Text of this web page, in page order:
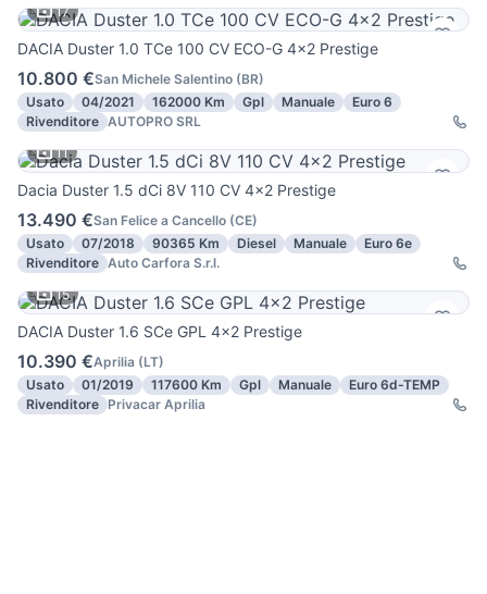
17
DACIA Duster 1.0 TCe 100 CV ECO-G 4x2 Prestige
10.800 €San Michele Salentino (BR)
Usato
04/2021 162000 Km Gpl Manuale
Euro 6
Rivenditore AUTOPRO SRL
11
Dacia Duster 1.5 dCi 8V 110 CV 4x2 Prestige
13.490 €San Felice a Cancello (CE)
Usato
07/2018 90365 Km Diesel Manuale
Euro 6e
Rivenditore Auto Carfora S.r.l.
15
DACIA Duster 1.6 SCe GPL 4x2 Prestige
10.390 €Aprilia (LT)
Usato
01/2019 117600 Km Gpl Manuale
Euro 6d-TEMP
Rivenditore Privacar Aprilia